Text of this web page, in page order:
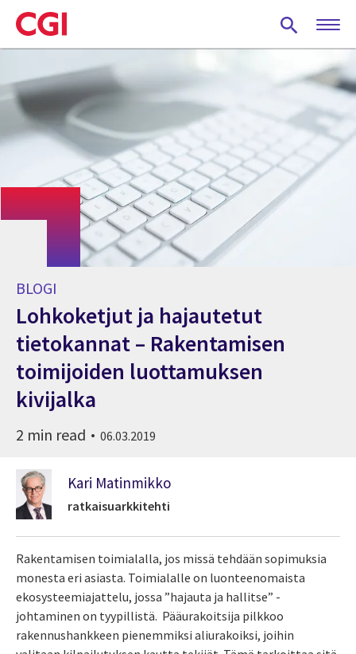
Skip
to
main
BLOGI
Lohkoketjut ja hajautetut
tietokannat – Rakentamisen
toimijoiden luottamuksen
kivijalka
2 min read 06.03.2019
Kari Matinmikko
ratkaisuarkkitehti
Rakentamisen toimialalla, jos missä tehdään sopimuksia
monesta eri asiasta. Toimialalle on luonteenomaista
ekosysteemiajattelu, jossa ”hajauta ja hallitse” -
johtaminen on tyypillistä. Pääurakoitsija pilkkoo
rakennushankkeen pienemmiksi aliurakoiksi, joihin